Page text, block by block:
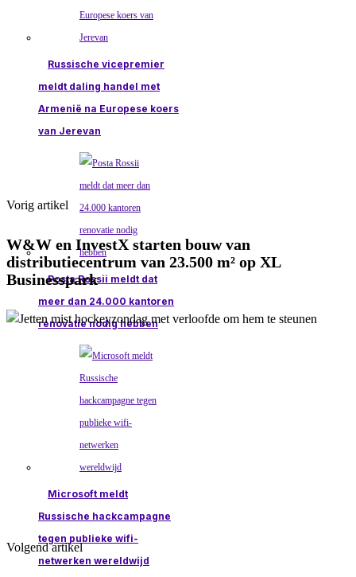
Russische vicepremier
meldt daling handel met
Armenië na Europese koers
van Jerevan
Posta Rossii meldt dat
meer dan 24.000 kantoren
renovatie nodig hebben
Microsoft meldt
Russische hackcampagne
tegen publieke wifi-
netwerken wereldwijd
Vorig artikel
W&W en InvestX starten bouw van
distributiecentrum van 23.500 m² op XL
Businesspark
Volgend artikel